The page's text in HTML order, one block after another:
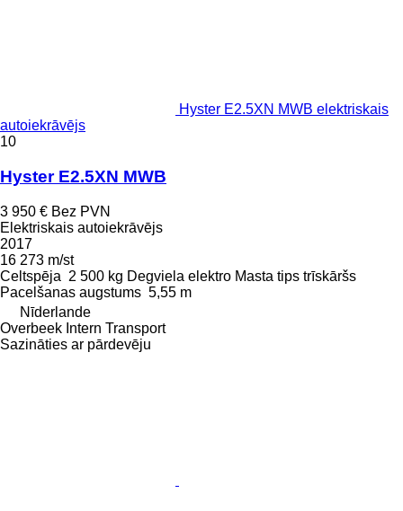
Hyster E2.5XN MWB elektriskais
autoiekrāvējs
10
Hyster E2.5XN MWB
3 950 € Bez PVN
Elektriskais autoiekrāvējs
2017
16 273 m/st
Celtspēja 2 500 kg Degviela elektro Masta tips trīskāršs
Pacelšanas augstums 5,55 m
Nīderlande
Overbeek Intern Transport
Sazināties ar pārdevēju